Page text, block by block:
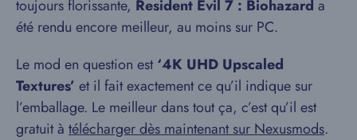
toujours florissante, Resident Evil 7 : Biohazard a
été rendu encore meilleur, au moins sur PC.
Le mod en question est‘4K UHD Upscaled
Textures’ et il fait exactement ce qu’il indique sur
l’emballage. Le meilleur dans tout ça, c’est qu’il est
gratuit à télécharger dès maintenant sur Nexusmods.